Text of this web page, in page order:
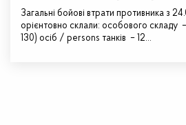
Загальні бойові втрати противника з
орієнтовно склали: особового складу
130) осіб / persons танків – 12…